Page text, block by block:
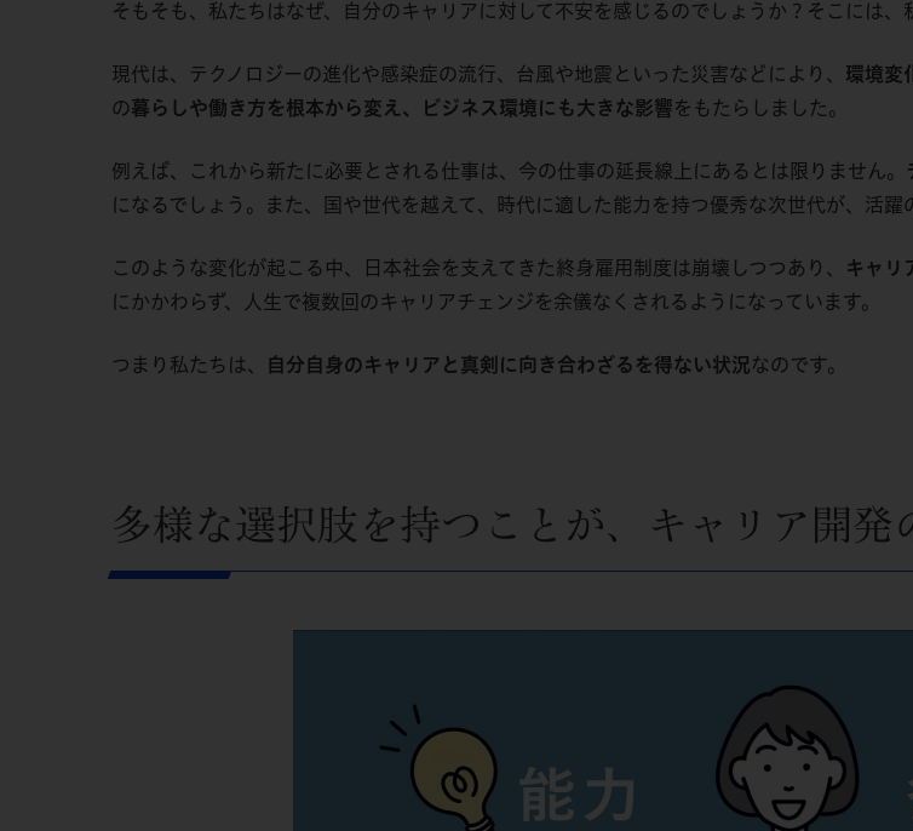
そもそも、私たちはなぜ、自分のキャリアに対して不安を感じるのでしょうか？そこには
現代は、テクノロジーの進化や感染症の流行、台風や地震といった災害などにより、 環境変
の暮らしや働き方を根本から変え、ビジネス環境にも大きな影響をもたらしました。
例えば、これから新たに必要とされる仕事は、今の仕事の延長線上にあるとは限りません。
になるでしょう。また、国や世代を越えて、時代に適した能力を持つ優秀な次世代が、活躍
このような変化が起こる中、日本社会を支えてきた終身雇用制度は崩壊しつつあり、 キャリ
にかかわらず、人生で複数回のキャリアチェンジを余儀なくされるようになっています。
つまり私たちは、 自分自身のキャリアと真剣に向き合わざるを得ない状況なのです。
多様な選択肢を持つことが、キャリア開発